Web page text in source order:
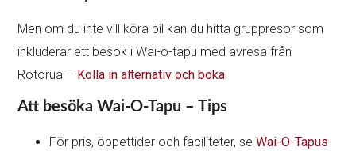
Men om du inte vill köra bil kan du hitta gruppresor som
inkluderar ett besök i Wai-o-tapu med avresa från
Rotorua – Kolla in alternativ och boka
Att besöka Wai-O-Tapu – Tips
För pris, öppettider och faciliteter, seWai-O-Tapus